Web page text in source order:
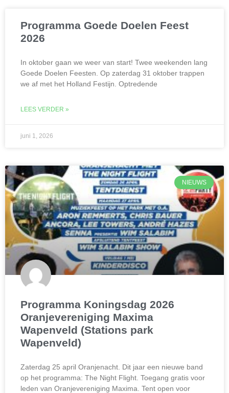
Programma Goede Doelen Feest
2026
In oktober gaan we weer van start! Twee weekenden lang
Goede Doelen Feesten. Op zaterdag 31 oktober trappen
we af met het Holland Festijn. Optredende
LEES VERDER »
juni 1, 2026
NIEUWS
Programma Koningsdag 2026
Oranjevereniging Maxima
Wapenveld (Stations park
Wapenveld)
Zaterdag 25 april Oranjenacht. Dit jaar een nieuwe band
op het programma: The Night Flight. Toegang gratis voor
leden van Oranjevereniging Maxima. Tent open voor